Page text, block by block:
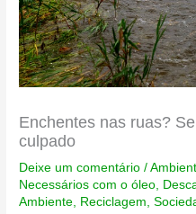
Enchentes nas ruas?
culpado
Deixe um comentário /
Necessários com o óleo
Ambiente Reciclagem ,